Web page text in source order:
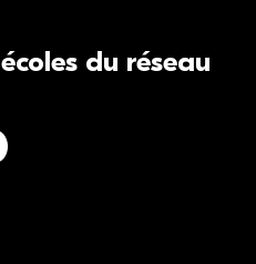
du réseau